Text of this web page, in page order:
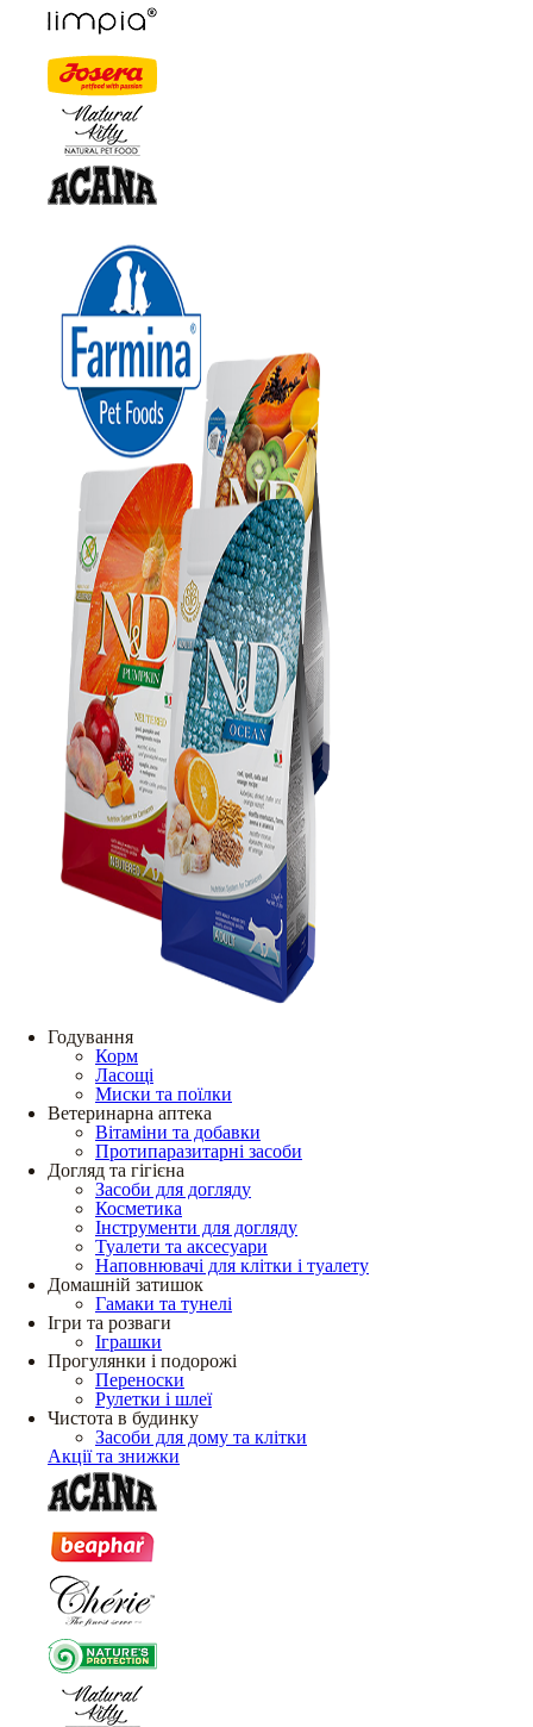
Годування
Корм
Ласощі
Миски та поїлки
Ветеринарна аптека
Вітаміни та добавки
Протипаразитарні засоби
Догляд та гігієна
Засоби для догляду
Косметика
Інструменти для догляду
Туалети та аксесуари
Наповнювачі для клітки і туалету
Домашній затишок
Гамаки та тунелі
Ігри та розваги
Іграшки
Прогулянки і подорожі
Переноски
Рулетки і шлеї
Чистота в будинку
Засоби для дому та клітки
Акції та знижки